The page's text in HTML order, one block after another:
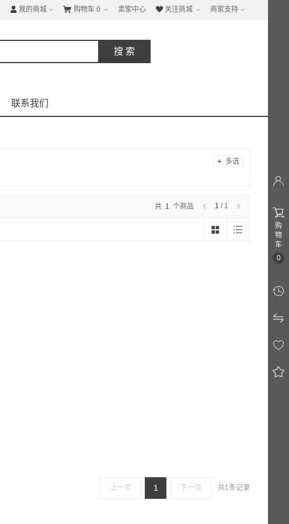
 我的商城  购物车 0 卖家中心  关注商城 商家支持
联系我们
+ 多选
1 / 1
共 1 个商品
共1条记录
上一页 1 下一页


购
物
车
0



